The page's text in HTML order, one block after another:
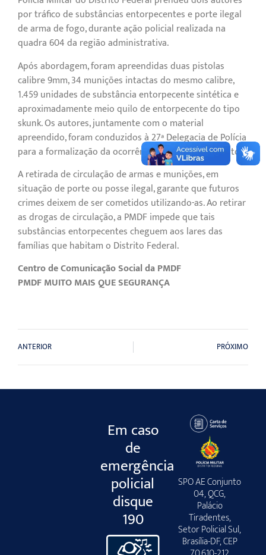
por tráfico de substâncias entorpecentes e porte ilegal
de arma de fogo, durante ação policial realizada na
quadra 604 da região administrativa.
Após abordagem, foram apreendidas duas pistolas
calibre 9mm, 34 munições intactas do mesmo calibre,
1.459 unidades de substância entorpecente sintética e
aproximadamente meio quilo de entorpecente do tipo
skunk. Os autores, juntamente com o material
apreendido, foram conduzidos à 27ª Delegacia de Polícia
para a formalização da ocorrência e apuração dos fatos.
A retirada de circulação de armas e munições, em
situação de porte ou posse ilegal, garante que futuros
crimes deixem de ser cometidos utilizando-as. Ao retirar
as drogas de circulação, a PMDF impede que tais
substâncias entorpecentes cheguem aos lares das
famílias que habitam o Distrito Federal.
Centro de Comunicação Social da PMDF
PMDF MUITO MAIS QUE SEGURANÇA
ANTERIOR PRÓXIMO
Em caso
de
emergência
policial
disque
190
SPO AE Conjunto
04, QCG,
Palácio
Tiradentes,
Setor Policial Sul,
Brasília-DF, CEP